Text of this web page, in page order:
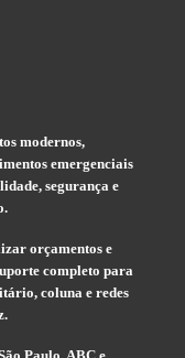
modernos,
emergenciais
segurança e
orçamentos e
completo para
coluna e redes